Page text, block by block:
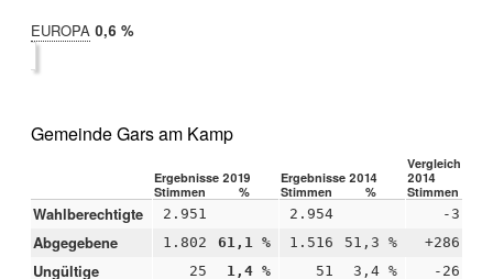
EUROPA 2019:
0,6 %
Gemeinde Gars am Kamp
Ergebnisse 2019 Ergebnisse 2014
Vergleich
2014
Stimmen
% Stimmen % Stimmen
Wahlberechtigte 2.951 2.954 -3
Abgegebene 1.802 61,1 % 1.516 51,3 % +286
Ungültige 25 1,4 % 51 3,4 % -26